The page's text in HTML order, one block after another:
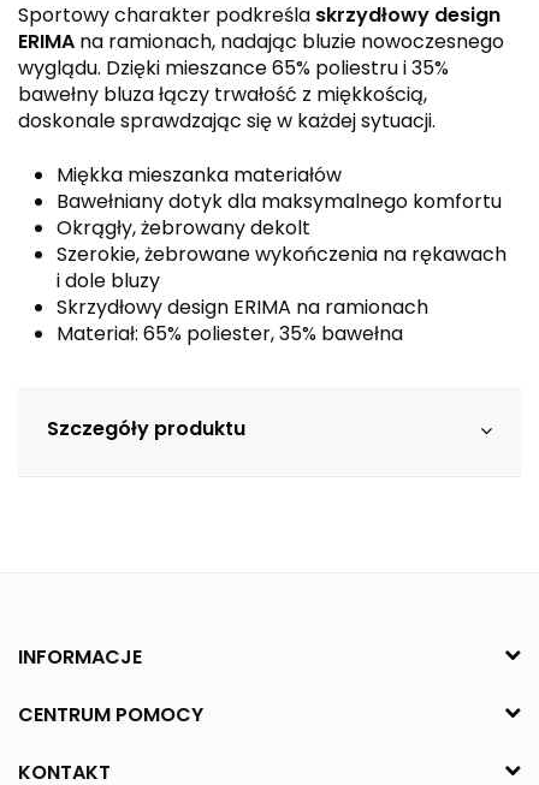
Sportowy charakter podkreśla skrzydłowy design
ERIMA na ramionach, nadając bluzie nowoczesnego
wyglądu. Dzięki mieszance 65% poliestru i 35%
bawełny bluza łączy trwałość z miękkością,
doskonale sprawdzając się w każdej sytuacji.
Miękka mieszanka materiałów
Bawełniany dotyk dla maksymalnego komfortu
Okrągły, żebrowany dekolt
Szerokie, żebrowane wykończenia na rękawach
i dole bluzy
Skrzydłowy design ERIMA na ramionach
Materiał: 65% poliester, 35% bawełna
Szczegóły produktu
INFORMACJE
CENTRUM POMOCY
KONTAKT